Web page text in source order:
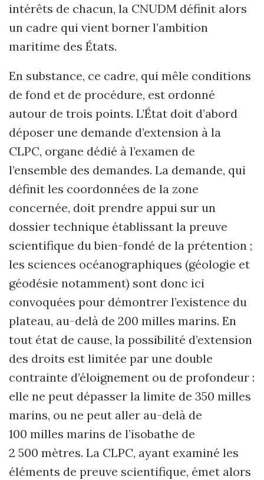
intérêts de chacun, la CNUDM définit alors
un cadre qui vient borner l’ambition
maritime des États.
En substance, ce cadre, qui mêle conditions
de fond et de procédure, est ordonné
autour de trois points. L’État doit d’abord
déposer une demande d’extension à la
CLPC, organe dédié à l’examen de
l’ensemble des demandes. La demande, qui
définit les coordonnées de la zone
concernée, doit prendre appui sur un
dossier technique établissant la preuve
scientifique du bien-fondé de la prétention ;
les sciences océanographiques (géologie et
géodésie notamment) sont donc ici
convoquées pour démontrer l’existence du
plateau, au-delà de 200 milles marins. En
tout état de cause, la possibilité d’extension
des droits est limitée par une double
contrainte d’éloignement ou de profondeur :
elle ne peut dépasser la limite de 350 milles
marins, ou ne peut aller au-delà de
100 milles marins de l’isobathe de
2 500 mètres. La CLPC, ayant examiné les
éléments de preuve scientifique, émet alors